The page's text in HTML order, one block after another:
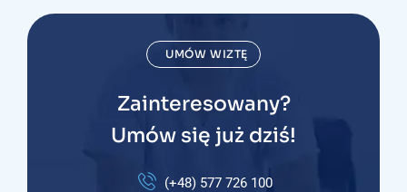
UMÓW WIZTĘ
Zainteresowany?
Umów się już dziś!
(+48) 577 726 100